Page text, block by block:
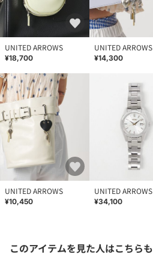
UNITED ARROWS
¥18,700
UNITED ARROWS
¥14,300
UNITED ARROWS
¥10,450
UNITED ARROWS
¥34,100